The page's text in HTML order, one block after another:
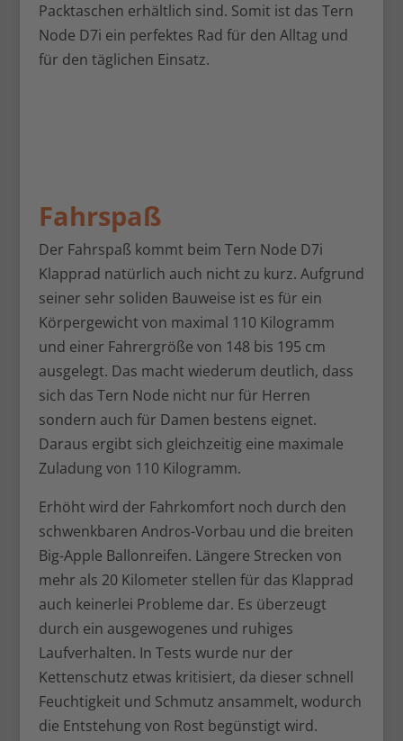
Packtaschen erhältlich sind. Somit ist das Tern
Node D7i ein perfektes Rad für den Alltag und
für den täglichen Einsatz.
Fahrspaß
Der Fahrspaß kommt beim Tern Node D7i
Klapprad natürlich auch nicht zu kurz. Aufgrund
seiner sehr soliden Bauweise ist es für ein
Körpergewicht von maximal 110 Kilogramm
und einer Fahrergröße von 148 bis 195 cm
ausgelegt. Das macht wiederum deutlich, dass
sich das Tern Node nicht nur für Herren
sondern auch für Damen bestens eignet.
Daraus ergibt sich gleichzeitig eine maximale
Zuladung von 110 Kilogramm.
Erhöht wird der Fahrkomfort noch durch den
schwenkbaren Andros-Vorbau und die breiten
Big-Apple Ballonreifen. Längere Strecken von
mehr als 20 Kilometer stellen für das Klapprad
auch keinerlei Probleme dar. Es überzeugt
durch ein ausgewogenes und ruhiges
Laufverhalten. In Tests wurde nur der
Kettenschutz etwas kritisiert, da dieser schnell
Feuchtigkeit und Schmutz ansammelt, wodurch
die Entstehung von Rost begünstigt wird.